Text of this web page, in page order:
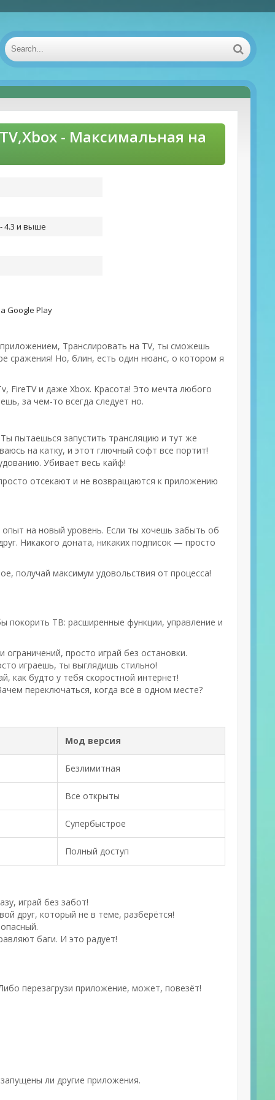
- Максимальная на
4.3 и выше
Google Play
Транслировать на TV, ты сможешь
сражения! Но, блин, есть один нюанс, о котором я
FireTV и даже Xbox. Красота! Это мечта любого
за чем-то всегда следует но.
пытаешься запустить трансляцию и тут же
на катку, и этот глючный софт все портит!
Убивает весь кайф!
отсекают и не возвращаются к приложению
на новый уровень. Если ты хочешь забыть об
Никакого доната, никаких подписок — просто
получай максимум удовольствия от процесса!
ТВ: расширенные функции, управление и
просто играй без остановки.
играешь, ты выглядишь стильно!
как будто у тебя скоростной интернет!
переключаться, когда всё в одном месте?
Мод версия
Безлимитная
Все открыты
Супербыстрое
Полный доступ
играй без забот!
друг, который не в теме, разберётся!
баги. И это радует!
перезагрузи приложение, может, повезёт!
ли другие приложения.